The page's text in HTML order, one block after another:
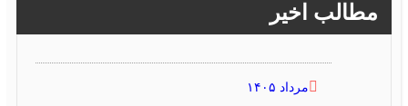
مطالب اخیر
مرداد ۱۴۰۵